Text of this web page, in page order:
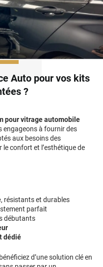
Auto pour vos kits
?
pour vitrage automobile
engageons à fournir des
aux besoins des
confort et l’esthétique de
, résistants et durables
parfait
débutants
dédié
d’une solution clé en